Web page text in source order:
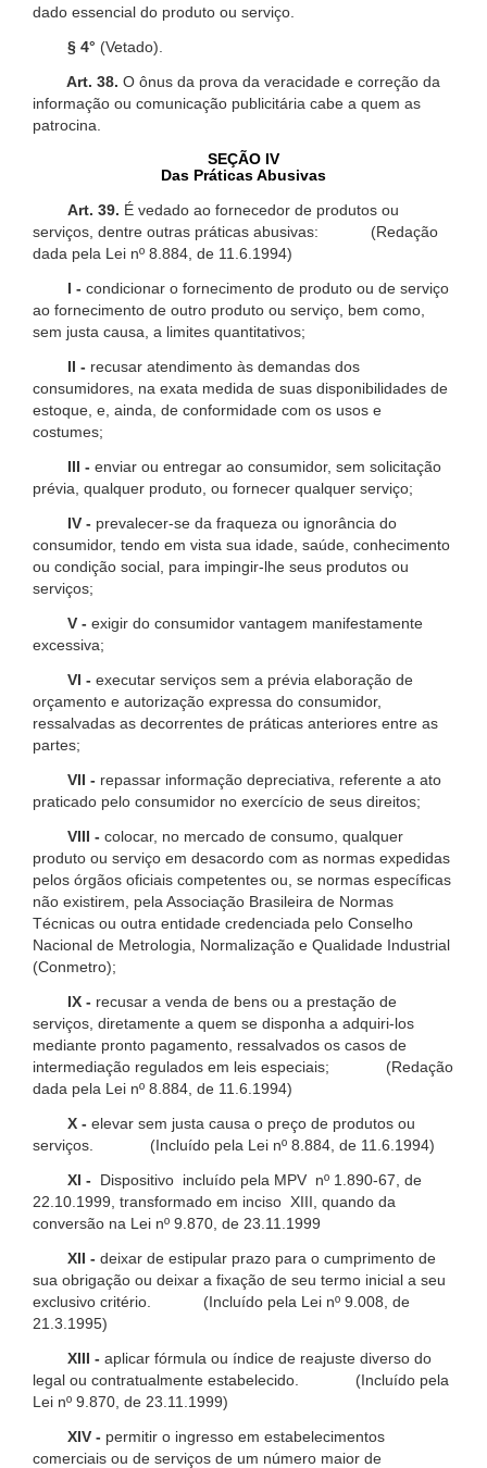
dado essencial do produto ou serviço.
§ 4° (Vetado).
Art. 38. O ônus da prova da veracidade e correção da
informação ou comunicação publicitária cabe a quem as
patrocina.
SEÇÃO IV
Das Práticas Abusivas
Art. 39. É vedado ao fornecedor de produtos ou
serviços, dentre outras práticas abusivas: (Redação
dada pela Lei nº 8.884, de 11.6.1994)
I - condicionar o fornecimento de produto ou de serviço
ao fornecimento de outro produto ou serviço, bem como,
sem justa causa, a limites quantitativos;
II - recusar atendimento às demandas dos
consumidores, na exata medida de suas disponibilidades de
estoque, e, ainda, de conformidade com os usos e
costumes;
III - enviar ou entregar ao consumidor, sem solicitação
prévia, qualquer produto, ou fornecer qualquer serviço;
IV - prevalecer-se da fraqueza ou ignorância do
consumidor, tendo em vista sua idade, saúde, conhecimento
ou condição social, para impingir-lhe seus produtos ou
serviços;
V - exigir do consumidor vantagem manifestamente
excessiva;
VI - executar serviços sem a prévia elaboração de
orçamento e autorização expressa do consumidor,
ressalvadas as decorrentes de práticas anteriores entre as
partes;
VII - repassar informação depreciativa, referente a ato
praticado pelo consumidor no exercício de seus direitos;
VIII - colocar, no mercado de consumo, qualquer
produto ou serviço em desacordo com as normas expedidas
pelos órgãos oficiais competentes ou, se normas específicas
não existirem, pela Associação Brasileira de Normas
Técnicas ou outra entidade credenciada pelo Conselho
Nacional de Metrologia, Normalização e Qualidade Industrial
(Conmetro);
IX - recusar a venda de bens ou a prestação de
serviços, diretamente a quem se disponha a adquiri-los
mediante pronto pagamento, ressalvados os casos de
intermediação regulados em leis especiais; (Redação
dada pela Lei nº 8.884, de 11.6.1994)
X - elevar sem justa causa o preço de produtos ou
serviços. (Incluído pela Lei nº 8.884, de 11.6.1994)
XI -
Dispositivo incluído pela MPV nº 1.890-67, de
22.10.1999, transformado em inciso XIII, quando da
conversão na Lei nº 9.870, de 23.11.1999
XII - deixar de estipular prazo para o cumprimento de
sua obrigação ou deixar a fixação de seu termo inicial a seu
exclusivo critério. (Incluído pela Lei nº 9.008, de
21.3.1995)
XIII - aplicar fórmula ou índice de reajuste diverso do
legal ou contratualmente estabelecido. (Incluído pela
Lei nº 9.870, de 23.11.1999)
XIV - permitir o ingresso em estabelecimentos
comerciais ou de serviços de um número maior de